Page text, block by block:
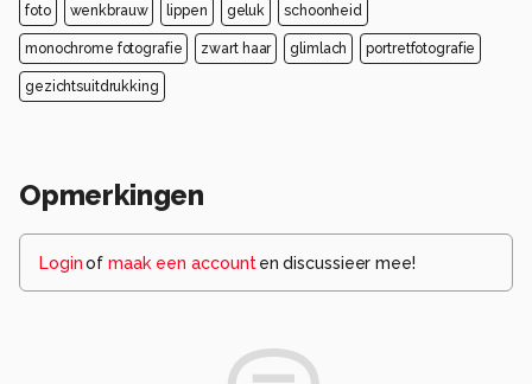
foto wenkbrauw lippen geluk schoonheid
monochrome fotografie zwart haar glimlach portretfotografie
gezichtsuitdrukking
Opmerkingen
Loginof maak een account en discussieer mee!